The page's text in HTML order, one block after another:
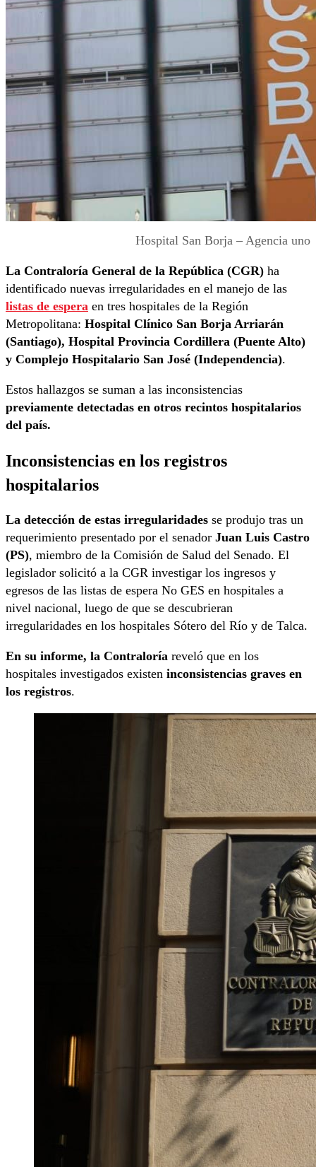
Hospital San Borja – Agencia uno
La Contraloría General de la República (CGR) ha
identificado nuevas irregularidades en el manejo de las
listas de espera en tres hospitales de la Región
Metropolitana: Hospital Clínico San Borja Arriarán
(Santiago), Hospital Provincia Cordillera (Puente Alto)
y Complejo Hospitalario San José (Independencia).
Estos hallazgos se suman a las inconsistencias
previamente detectadas en otros recintos hospitalarios
del país.
Inconsistencias en los registros
hospitalarios
La detección de estas irregularidades se produjo tras un
requerimiento presentado por el senador Juan Luis Castro
(PS), miembro de la Comisión de Salud del Senado. El
legislador solicitó a la CGR investigar los ingresos y
egresos de las listas de espera No GES en hospitales a
nivel nacional, luego de que se descubrieran
irregularidades en los hospitales Sótero del Río y de Talca.
En su informe, la Contraloría reveló que en los
hospitales investigados existen inconsistencias graves en
los registros.